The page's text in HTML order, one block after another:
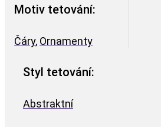
Motiv tetování:
Čáry, Ornamenty
Styl tetování:
Abstraktní